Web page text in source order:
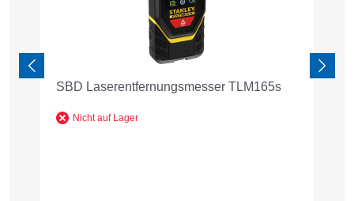
SBD Laserentfernungsmesser TLM165s
Nicht auf Lager